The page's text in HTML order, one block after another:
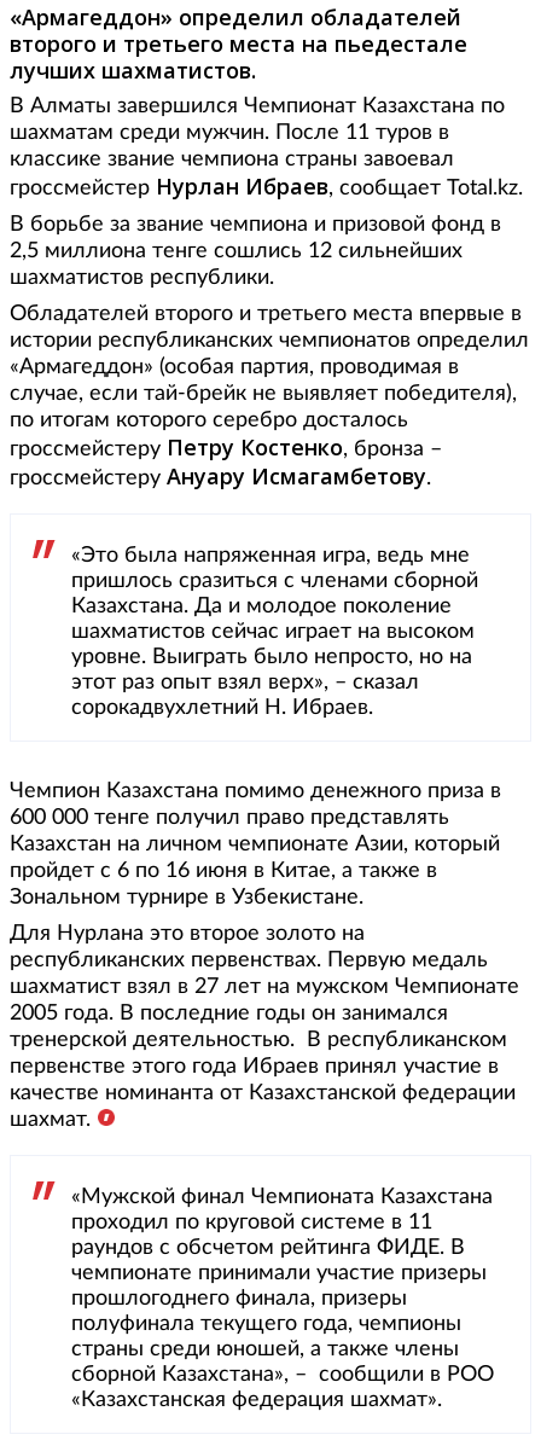
«Армагеддон» определил обладателей
второго и третьего места на пьедестале
лучших шахматистов.
В Алматы завершился Чемпионат Казахстана по
шахматам среди мужчин. После 11 туров в
классике звание чемпиона страны завоевал
гроссмейстер Нурлан Ибраев, сообщает Total.kz.
В борьбе за звание чемпиона и призовой фонд в
2,5 миллиона тенге сошлись 12 сильнейших
шахматистов республики.
Обладателей второго и третьего места впервые в
истории республиканских чемпионатов определил
«Армагеддон» (особая партия, проводимая в
случае, если тай-брейк не выявляет победителя),
по итогам которого серебро досталось
гроссмейстеру Петру Костенко, бронза –
гроссмейстеру Ануару Исмагамбетову.
«Это была напряженная игра, ведь мне
пришлось сразиться с членами сборной
Казахстана. Да и молодое поколение
шахматистов сейчас играет на высоком
уровне. Выиграть было непросто, но на
этот раз опыт взял верх», – сказал
сорокадвухлетний Н. Ибраев.
Чемпион Казахстана помимо денежного приза в
600 000 тенге получил право представлять
Казахстан на личном чемпионате Азии, который
пройдет с 6 по 16 июня в Китае, а также в
Зональном турнире в Узбекистане.
Для Нурлана это второе золото на
республиканских первенствах. Первую медаль
шахматист взял в 27 лет на мужском Чемпионате
2005 года. В последние годы он занимался
тренерской деятельностью. В республиканском
первенстве этого года Ибраев принял участие в
качестве номинанта от Казахстанской федерации
шахмат.
«Мужской финал Чемпионата Казахстана
проходил по круговой системе в 11
раундов с обсчетом рейтинга ФИДЕ. В
чемпионате принимали участие призеры
прошлогоднего финала, призеры
полуфинала текущего года, чемпионы
страны среди юношей, а также члены
сборной Казахстана», – сообщили в РОО
«Казахстанская федерация шахмат».